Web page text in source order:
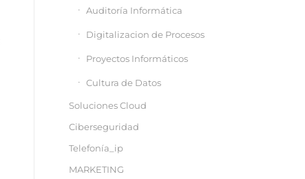
Auditoría Informática
Digitalizacion de Procesos
Proyectos Informáticos
Cultura de Datos
Soluciones Cloud
Ciberseguridad
Telefonía_ip
MARKETING